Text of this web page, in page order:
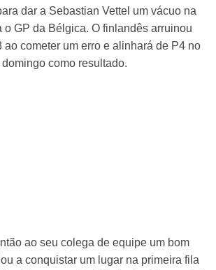
dar a Sebastian Vettel um vácuo na
o GP da Bélgica. O finlandês arruinou
ao cometer um erro e alinhará de P4 no
como resultado.
ao seu colega de equipe um bom
a conquistar um lugar na primeira fila